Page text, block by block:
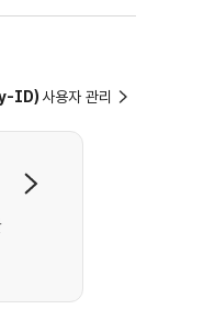
ID) 사용자 관리